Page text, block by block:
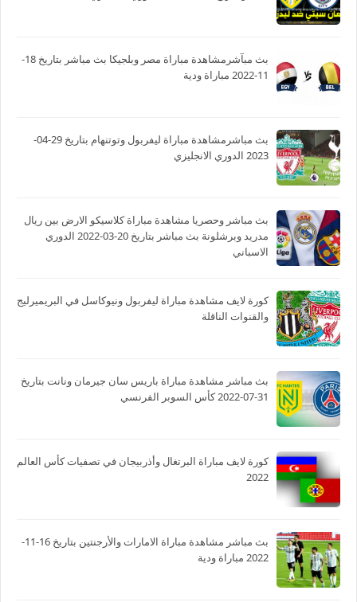
بث مبآشرمشاهدة مباراة مصر وبلجيكا بث مباشر بتاريخ 18-
11-2022 مباراة ودية
بث مباشرمشاهدة مباراة ليفربول وتوتنهام بتاريخ 29-04-
2023 الدوري الانجليزي
بث مباشر وحصريا مشاهدة مباراة كلاسيكو الارض بين ريال
مدريد وبرشلونة بث مباشر بتاريخ 20-03-2022 الدوري
الاسباني
كورة لايف مشاهدة مباراة ليفربول ونيوكاسل في البريميرليج
والقنوات الناقلة
بث مباشر مشاهدة مباراة باريس سان جيرمان ونانت بتاريخ
31-07-2022 كأس السوبر الفرنسي
كورة لايف مباراة البرتغال وأذربيجان في تصفيات كأس العالم
2022
بث مباشر مشاهدة مباراة الامارات والأرجنتين بتاريخ 16-11-
2022 مباراة ودية